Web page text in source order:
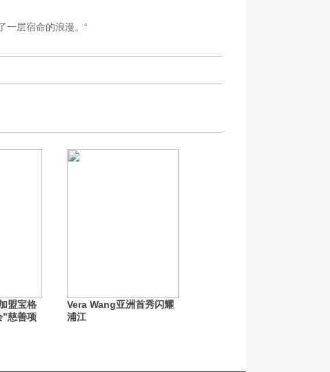
一层宿命的浪漫。“
盟宝格
”慈善项
Vera Wang亚洲首秀闪耀
浦江